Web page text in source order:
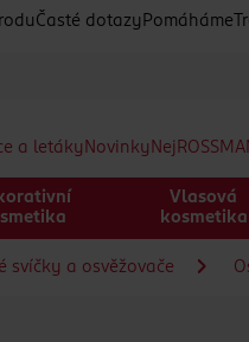
Časté dotazy Pomáháme
a letáky Novinky Nej
Vlasová
kosmetika
svíčky a osvěžovače